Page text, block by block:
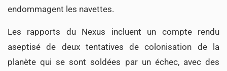
endommagent les navettes.
Les rapports du Nexus incluent un compte rendu
aseptisé de deux tentatives de colonisation de la
planète qui se sont soldées par un échec, avec des